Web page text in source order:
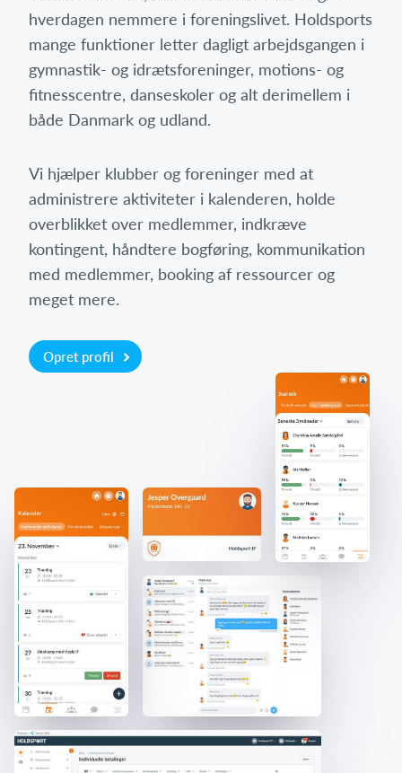
hverdagen nemmere i foreningslivet. Holdsports
mange funktioner letter dagligt arbejdsgangen i
gymnastik- og idrætsforeninger, motions- og
fitnesscentre, danseskoler og alt derimellem i
både Danmark og udland.
Vi hjælper klubber og foreninger med at
administrere aktiviteter i kalenderen, holde
overblikket over medlemmer, indkræve
kontingent, håndtere bogføring, kommunikation
med medlemmer, booking af ressourcer og
meget mere.
Opret profil